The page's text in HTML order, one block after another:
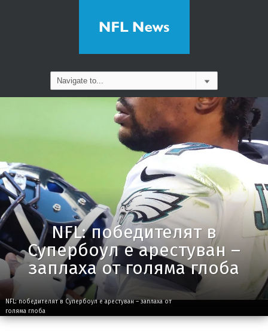
NFL: победителят в
Супербоул е арестуван –
заплаха от голяма глоба
NFL: победителят в Супербоул е арестуван – заплаха от
голяма глоба